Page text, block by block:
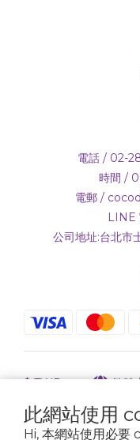
此網站使用
Hi, 本網站使用必要
電話 / 02-
時間 /
電郵 /
LINE
公司地址:台北市
$ TWD 繁體